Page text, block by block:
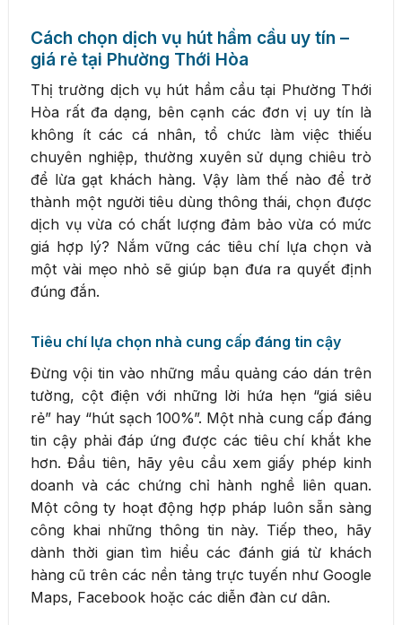
Cách chọn dịch vụ hút hầm cầu uy tín –
giá rẻ tại Phường Thới Hòa
Thị trường dịch vụ hút hầm cầu tại Phường Thới
Hòa rất đa dạng, bên cạnh các đơn vị uy tín là
không ít các cá nhân, tổ chức làm việc thiếu
chuyên nghiệp, thường xuyên sử dụng chiêu trò
để lừa gạt khách hàng. Vậy làm thế nào để trở
thành một người tiêu dùng thông thái, chọn được
dịch vụ vừa có chất lượng đảm bảo vừa có mức
giá hợp lý? Nắm vững các tiêu chí lựa chọn và
một vài mẹo nhỏ sẽ giúp bạn đưa ra quyết định
đúng đắn.
Tiêu chí lựa chọn nhà cung cấp đáng tin cậy
Đừng vội tin vào những mẩu quảng cáo dán trên
tường, cột điện với những lời hứa hẹn “giá siêu
rẻ” hay “hút sạch 100%”. Một nhà cung cấp đáng
tin cậy phải đáp ứng được các tiêu chí khắt khe
hơn. Đầu tiên, hãy yêu cầu xem giấy phép kinh
doanh và các chứng chỉ hành nghề liên quan.
Một công ty hoạt động hợp pháp luôn sẵn sàng
công khai những thông tin này. Tiếp theo, hãy
dành thời gian tìm hiểu các đánh giá từ khách
hàng cũ trên các nền tảng trực tuyến như Google
Maps, Facebook hoặc các diễn đàn cư dân.